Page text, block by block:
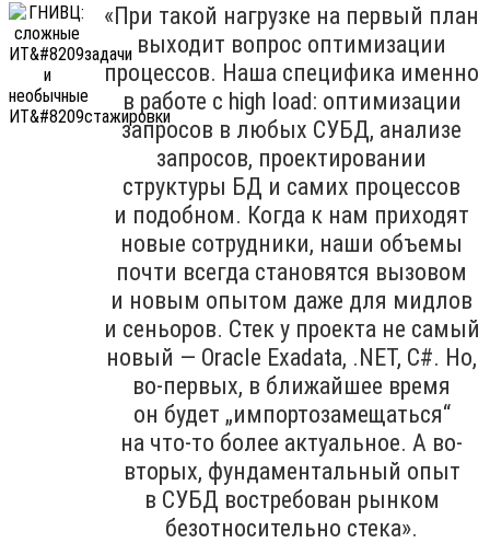
«При такой нагрузке на первый план
выходит вопрос оптимизации
процессов. Наша специфика именно
в работе с high load: оптимизации
запросов в любых СУБД, анализе
запросов, проектировании
структуры БД и самих процессов
и подобном. Когда к нам приходят
новые сотрудники, наши объемы
почти всегда становятся вызовом
и новым опытом даже для мидлов
и сеньоров. Стек у проекта не самый
новый — Oracle Exadata, .NET, C#. Но,
во-первых, в ближайшее время
он будет „импортозамещаться“
на что-то более актуальное. А во-
вторых, фундаментальный опыт
в СУБД востребован рынком
безотносительно стека».